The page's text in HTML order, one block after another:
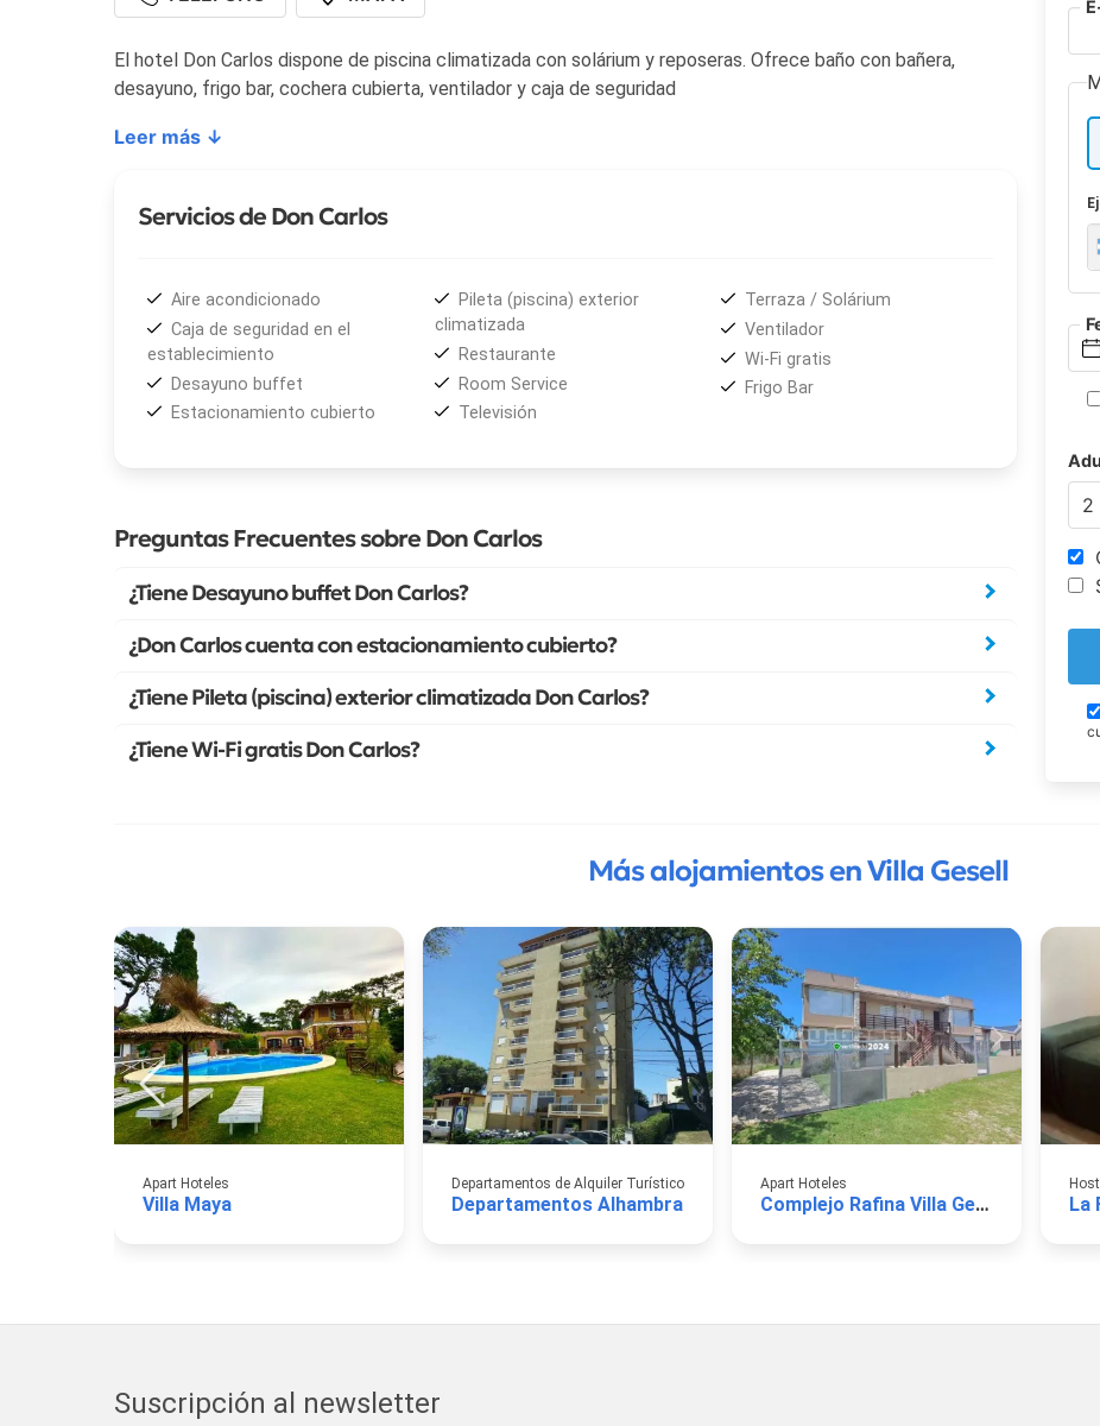
El hotel Don Carlos dispone de piscina climatizada con solárium y reposeras. Ofrece baño con bañera,
desayuno, frigo bar, cochera cubierta, ventilador y caja de seguridad
Leer más ↓
Servicios de Don Carlos
Aire acondicionado
Caja de seguridad en el
establecimiento
Desayuno buffet
Estacionamiento cubierto
Pileta (piscina) exterior
climatizada
Restaurante
Room Service
Televisión
Terraza / Solárium
Ventilador
Wi-Fi gratis
Frigo Bar
Preguntas Frecuentes sobre Don Carlos
¿Tiene Desayuno buffet Don Carlos?
¿Don Carlos cuenta con estacionamiento cubierto?
¿Tiene Pileta (piscina) exterior climatizada Don Carlos?
¿Tiene Wi-Fi gratis Don Carlos?
Más alojamientos en Villa Gesell
Apart Hoteles
Villa Maya
Departamentos de Alquiler Turístico
Departamentos Alhambra
Apart Hoteles
Complejo Rafina Villa Gesell La
Suscripción al newsletter